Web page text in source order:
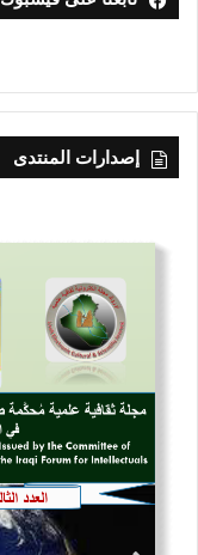
إصدارات المنتدى